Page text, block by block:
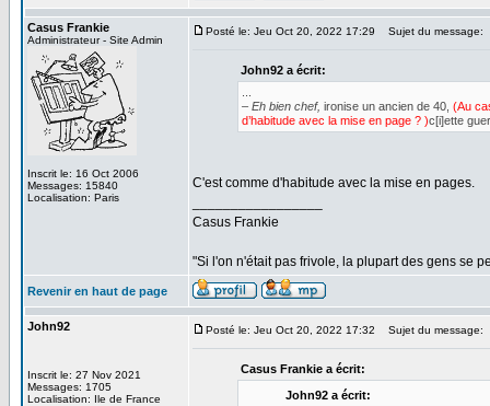
Casus Frankie
Administrateur - Site Admin
Inscrit le: 16 Oct 2006
Messages: 15840
Localisation: Paris
Posté le: Jeu Oct 20, 2022 17:29 Sujet du message:
John92 a écrit:
– Eh bien chef, ironise un ancien de 40, (Au
d’habitude avec la mise en page ? )c[i]ette
C'est comme d'habitude avec la mise en pages.
Casus Frankie
"Si l'on n'était pas frivole, la plupart des gens se
Revenir en haut de page
John92
Inscrit le: 27 Nov 2021
Messages: 1705
Localisation: Ile de France
Posté le: Jeu Oct 20, 2022 17:32 Sujet du message:
Casus Frankie a écrit:
John92 a écrit: